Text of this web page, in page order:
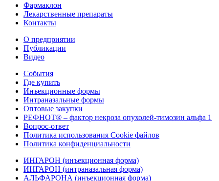
Фармаклон
Лекарственные препараты
Контакты
О предприятии
Публикации
Видео
События
Где купить
Инъекционные формы
Интраназальные формы
Оптовые закупки
РЕФНОТ® – фактор некроза опухолей-тимозин альфа 1
Вопрос-ответ
Политика использования Cookie файлов
Политика конфиденциальности
ИНГАРОН (инъекционная форма)
ИНГАРОН (интраназальная форма)
АЛЬФАРОНА (инъекционная форма)